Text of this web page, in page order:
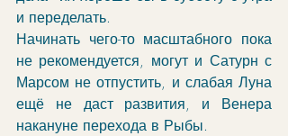
и переделать.
Начинать чего-то масштабного пока
не рекомендуется, могут и Сатурн с
Марсом не отпустить, и слабая Луна
ещё не даст развития, и Венера
накануне перехода в Рыбы.